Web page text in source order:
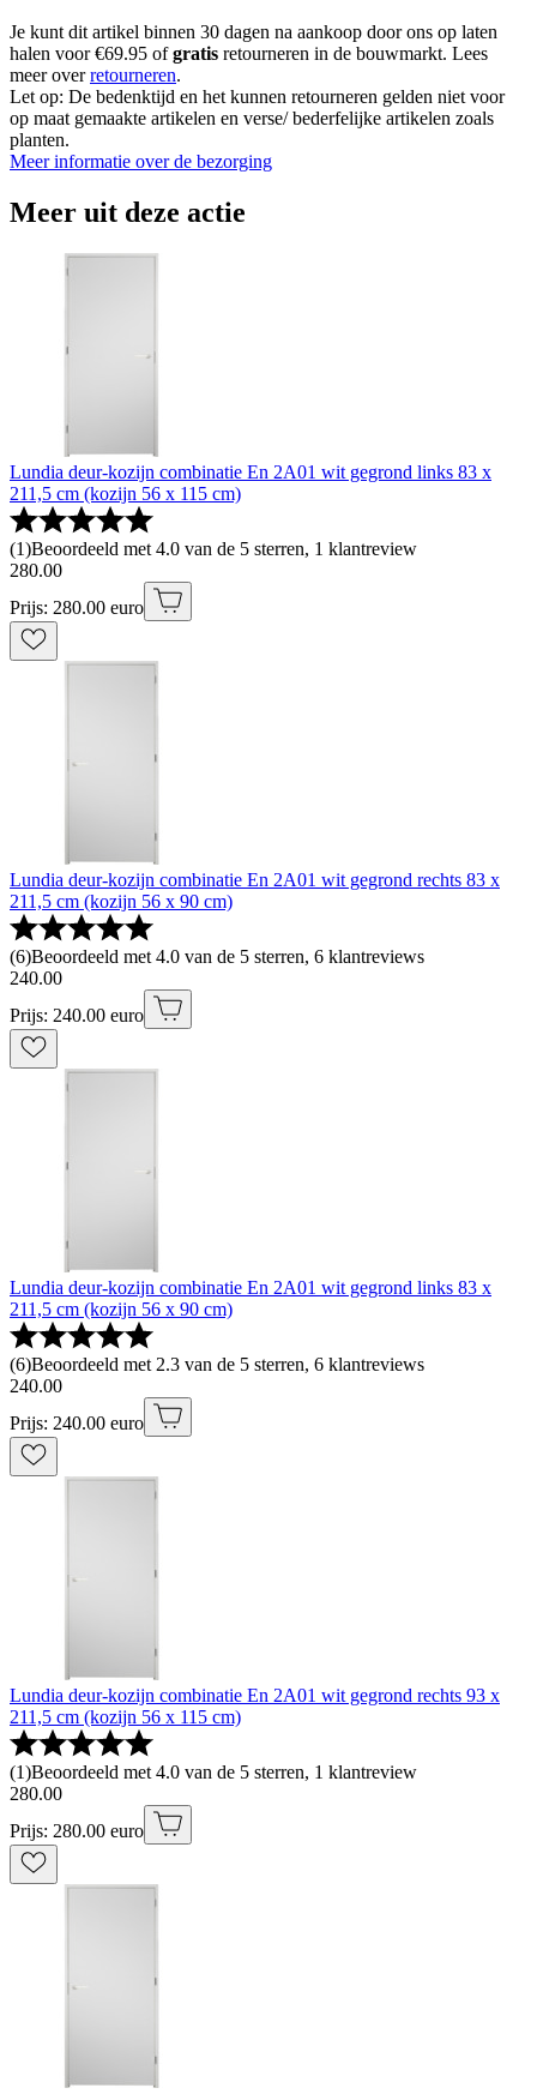
Je kunt dit artikel binnen 30 dagen na aankoop door ons op laten
halen voor €69.95 ofgratis retourneren in de bouwmarkt. Lees
meer overretourneren.
Let op: De bedenktijd en het kunnen retourneren gelden niet voor
op maat gemaakte artikelen en verse/ bederfelijke artikelen zoals
planten.
Meer informatie over de bezorging
Meer uit deze actie
Lundia deur-kozijn combinatie En 2A01 wit gegrond links 83 x
211,5 cm (kozijn 56 x 115 cm)
(1)Beoordeeld met 4.0 van de 5 sterren, 1 klantreview
280.00
Prijs: 280.00 euro
Lundia deur-kozijn combinatie En 2A01 wit gegrond rechts 83 x
211,5 cm (kozijn 56 x 90 cm)
(6)Beoordeeld met 4.0 van de 5 sterren, 6 klantreviews
240.00
Prijs: 240.00 euro
Lundia deur-kozijn combinatie En 2A01 wit gegrond links 83 x
211,5 cm (kozijn 56 x 90 cm)
(6)Beoordeeld met 2.3 van de 5 sterren, 6 klantreviews
240.00
Prijs: 240.00 euro
Lundia deur-kozijn combinatie En 2A01 wit gegrond rechts 93 x
211,5 cm (kozijn 56 x 115 cm)
(1)Beoordeeld met 4.0 van de 5 sterren, 1 klantreview
280.00
Prijs: 280.00 euro